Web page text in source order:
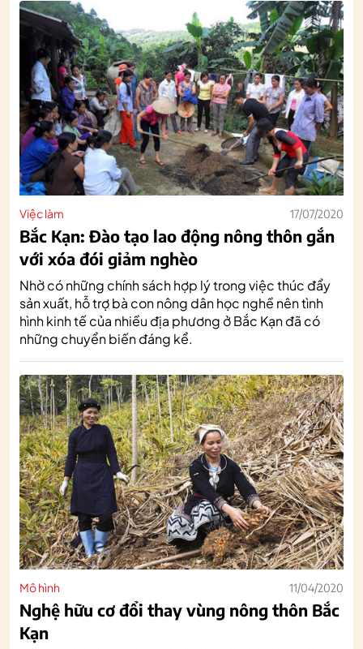
Việc làm 17/07/2020
Bắc Kạn: Đào tạo lao động nông thôn gắn
với xóa đói giảm nghèo
Nhờ có những chính sách hợp lý trong việc thúc đẩy
sản xuất, hỗ trợ bà con nông dân học nghề nên tình
hình kinh tế của nhiều địa phương ở Bắc Kạn đã có
những chuyển biến đáng kể.
Mô hình 11/04/2020
Nghệ hữu cơ đổi thay vùng nông thôn Bắc
Kạn